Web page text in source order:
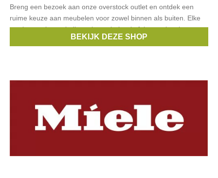
Breng een bezoek aan onze overstock outlet en ontdek een
ruime keuze aan meubelen voor zowel binnen als buiten. Elke
week een nieuwe lading tuinmeubelen (tafels, stoelen, lounges,
ligbedden, parasols…)BEKIJK DEZE SHOP